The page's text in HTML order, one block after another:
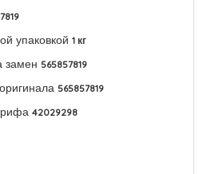
упаковкой 1 кг
замен 565857819
565857819
42029298